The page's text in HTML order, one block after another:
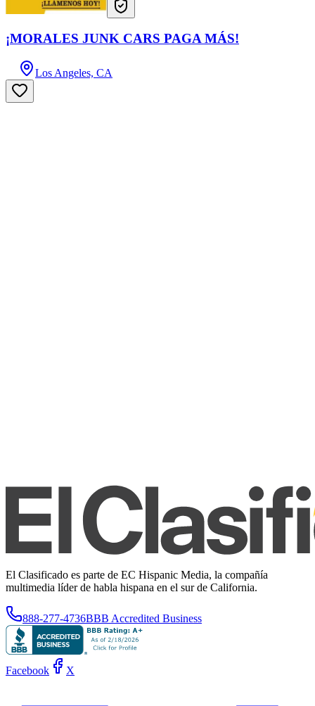
¡MORALES JUNK CARS PAGA MÁS!
Los Angeles, CA
El Clasificado es parte de EC Hispanic Media, la compañía
multimedia líder de habla hispana en el sur de California.
888-277-4736BBB Accredited Business
Facebook X